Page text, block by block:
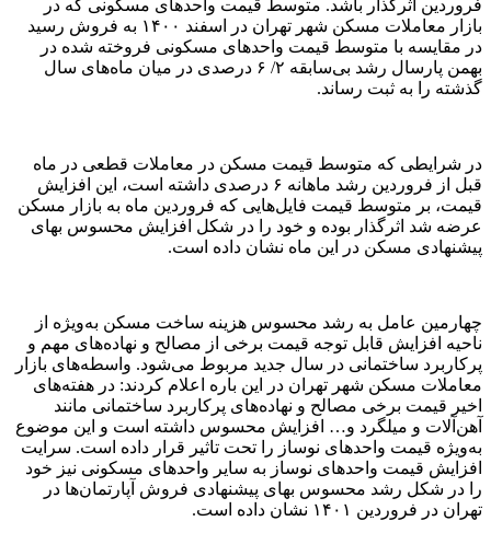
فروردین اثرگذار باشد. متوسط قیمت واحدهای مسکونی که در
بازار معاملات مسکن شهر تهران در اسفند ۱۴۰۰ به فروش رسید
در مقایسه با متوسط قیمت واحدهای مسکونی فروخته شده در
بهمن پارسال رشد بی‌‌سابقه ۲/ ۶ درصدی در میان ماه‌های سال
گذشته را به ثبت رساند.
در شرایطی که متوسط قیمت مسکن در معاملات قطعی در ماه
قبل از فروردین رشد ماهانه ۶ درصدی داشته است، این افزایش
قیمت، بر متوسط قیمت فایل‌‌هایی که فروردین ماه به بازار مسکن
عرضه شد اثرگذار بوده و خود را در شکل افزایش محسوس بهای
پیشنهادی مسکن در این ماه نشان داده است.
چهارمین عامل به رشد محسوس هزینه ساخت مسکن به‌ویژه از
ناحیه افزایش قابل توجه قیمت برخی از مصالح و نهاده‌های مهم و
پرکاربرد ساختمانی در سال جدید مربوط می‌شود. واسطه‌های بازار
معاملات مسکن شهر تهران در این باره اعلام کردند: در هفته‌های
اخیر قیمت برخی مصالح و نهاده‌های پرکاربرد ساختمانی مانند
آهن‌‌آلات و میلگرد و… افزایش محسوس داشته است و این موضوع
به‌ویژه قیمت واحدهای نوساز را تحت تاثیر قرار داده است. سرایت
افزایش قیمت واحدهای نوساز به سایر واحدهای مسکونی نیز خود
را در شکل رشد محسوس بهای پیشنهادی فروش آپارتمان‌‌ها در
تهران در فروردین ۱۴۰۱ نشان داده است.